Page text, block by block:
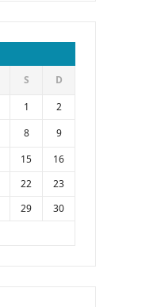
S
D
1
2
8
9
15
16
22
23
29
30